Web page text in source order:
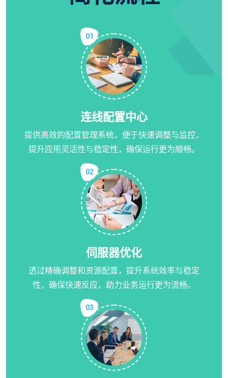
01
连线配置中心
提供高效的配置管理系统，便于快速调整与监控，
提升应用灵活性与稳定性，确保运行更为顺畅。
02
伺服器优化
透过精确调整和资源配置，提升系统效率与稳定
性，确保快速反应，助力业务运行更为流畅。
03